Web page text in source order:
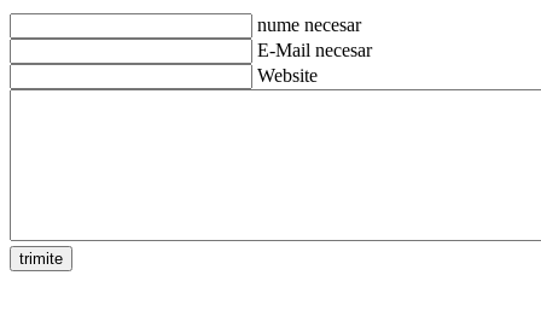
nume necesar
E-Mail necesar
Website